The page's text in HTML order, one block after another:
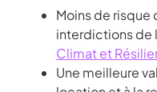
Moins de risque
interdictions de
Climat et
Une meilleure